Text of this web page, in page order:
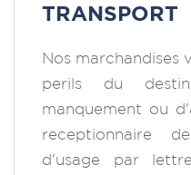
TRANSPORT
Nos marchandises
perils du
manquement ou
receptionnaire
d'usage par